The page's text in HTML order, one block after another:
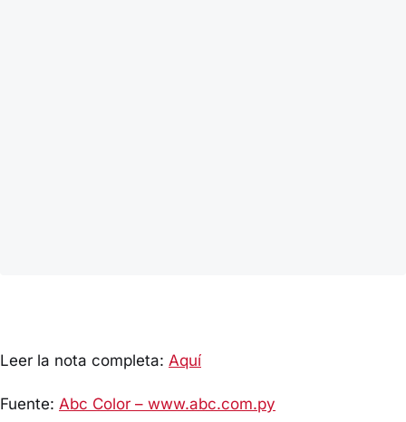
Leer la nota completa: Aquí
Fuente: Abc Color – www.abc.com.py